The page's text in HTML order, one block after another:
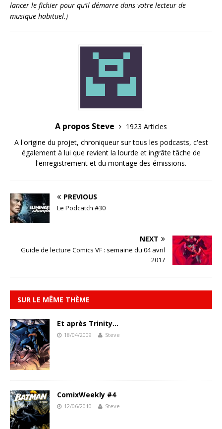
lancer le fichier pour qu’il démarre dans votre lecteur de
musique habituel.)
A propos Steve
1923 Articles
A l'origine du projet, chroniqueur sur tous les podcasts, c'est
également à lui que revient la lourde et ingrâte tâche de
l'enregistrement et du montage des émissions.
PREVIOUS
Le Podcatch #30
NEXT
Guide de lecture Comics VF : semaine du 04 avril
2017
SUR LE MÊME THÈME
Et après Trinity…
18/04/2009 Steve
ComixWeekly #4
12/06/2010 Steve